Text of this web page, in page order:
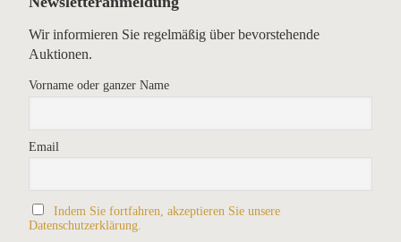
Wir informieren Sie regelmäßig über bevorstehende
Auktionen.
Vorname oder ganzer Name
Email
Indem Sie fortfahren, akzeptieren Sie unsere
Datenschutzerklärung.